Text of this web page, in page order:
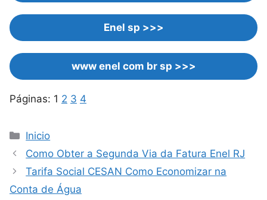
Enel sp >>>
www enel com br sp >>>
Páginas: 1 2 3 4
Categorias
Inicio
Como Obter a Segunda Via da Fatura Enel RJ
Tarifa Social CESAN Como Economizar na
Conta de Água